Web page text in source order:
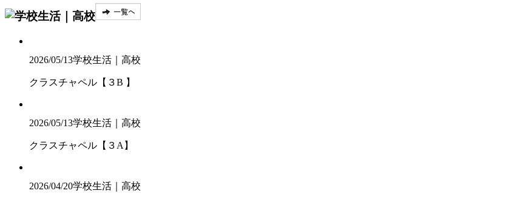
2026/05/13学校生活｜高校
クラスチャペル【３B 】
2026/05/13学校生活｜高校
クラスチャペル【３A】
2026/04/20学校生活｜高校